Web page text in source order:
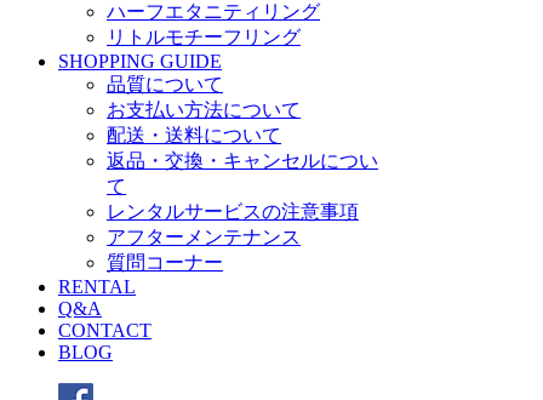
ハーフエタニティリング
リトルモチーフリング
SHOPPING GUIDE
品質について
お支払い方法について
配送・送料について
返品・交換・キャンセルについ
て
レンタルサービスの注意事項
アフターメンテナンス
質問コーナー
RENTAL
Q&A
CONTACT
BLOG